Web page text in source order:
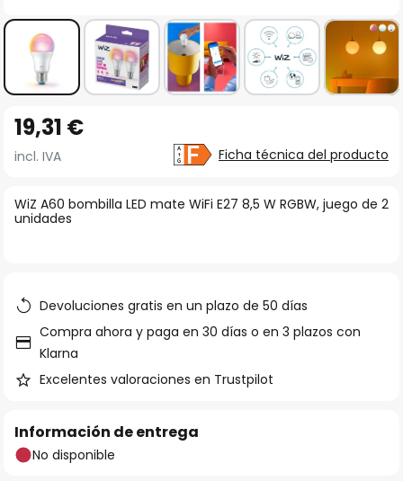
comienzo
la
galería
WiZ A60 bombilla LED mate WiFi E27 8,5 W RGBW, juego de 2
unidades
19,31 €
incl. IVA Ficha técnica del producto
Devoluciones gratis en un plazo de 50 días
Compra ahora y paga en 30 días o en 3 plazos con
Klarna
Excelentes valoraciones en Trustpilot
Información de entrega
No disponible